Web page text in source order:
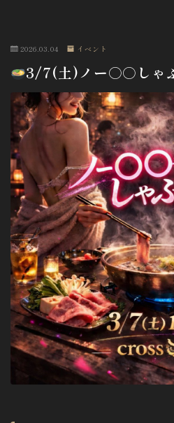
2026.03.04 イベント
3/7(土)ノー○○しゃ